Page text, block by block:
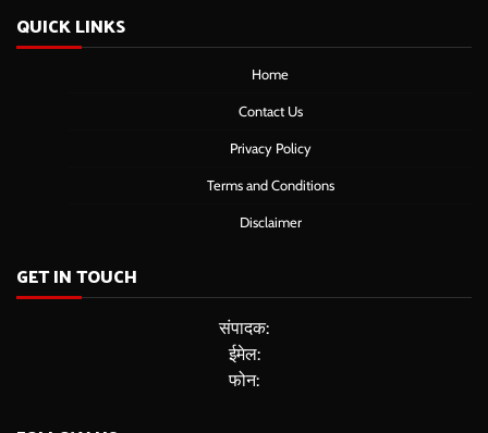
QUICK LINKS
Home
Contact Us
Privacy Policy
Terms and Conditions
Disclaimer
GET IN TOUCH
संपादक:
ईमेल:
फोन: